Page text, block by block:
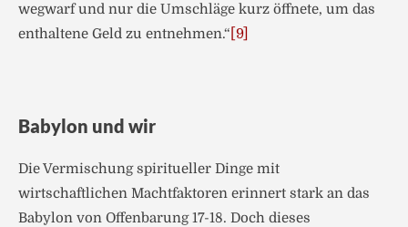
wegwarf und nur die Umschläge kurz öffnete, um das
enthaltene Geld zu entnehmen.“ [9]
Babylon und wir
Die Vermischung spiritueller Dinge mit
wirtschaftlichen Machtfaktoren erinnert stark an das
Babylon von Offenbarung 17-18. Doch dieses